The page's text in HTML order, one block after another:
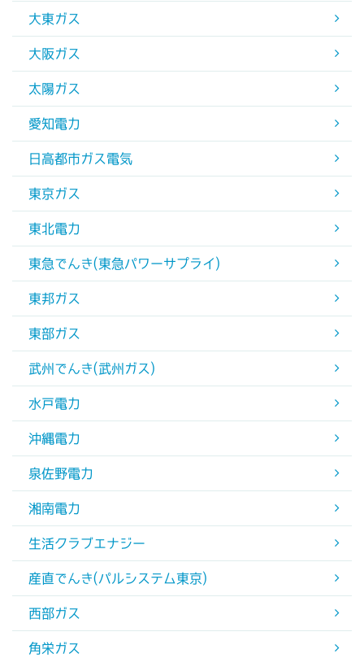
大東ガス
大阪ガス
太陽ガス
愛知電力
日高都市ガス電気
東京ガス
東北電力
東急でんき(東急パワーサプライ)
東邦ガス
東部ガス
武州でんき(武州ガス)
水戸電力
沖縄電力
泉佐野電力
湘南電力
生活クラブエナジー
産直でんき(パルシステム東京)
西部ガス
角栄ガス